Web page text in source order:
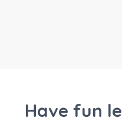
Have fun